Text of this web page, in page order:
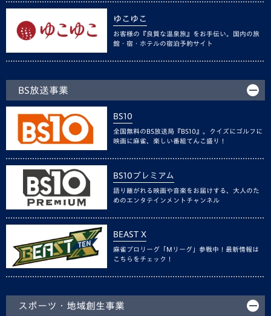
ゆこゆこ
お客様の『良質な温泉旅』をお手伝い。国内の旅
館・宿・ホテルの宿泊予約サイト
BS放送事業
BS10
全国無料のBS放送局『BS10』。クイズにゴルフに
映画に麻雀、楽しい番組てんこ盛り！
BS10プレミアム
語り継がれる映画や音楽をお届けする、大人のた
めのエンタテインメントチャンネル
BEAST X
麻雀プロリーグ「Mリーグ」参戦中！最新情報は
こちらをチェック！
スポーツ・地域創生事業